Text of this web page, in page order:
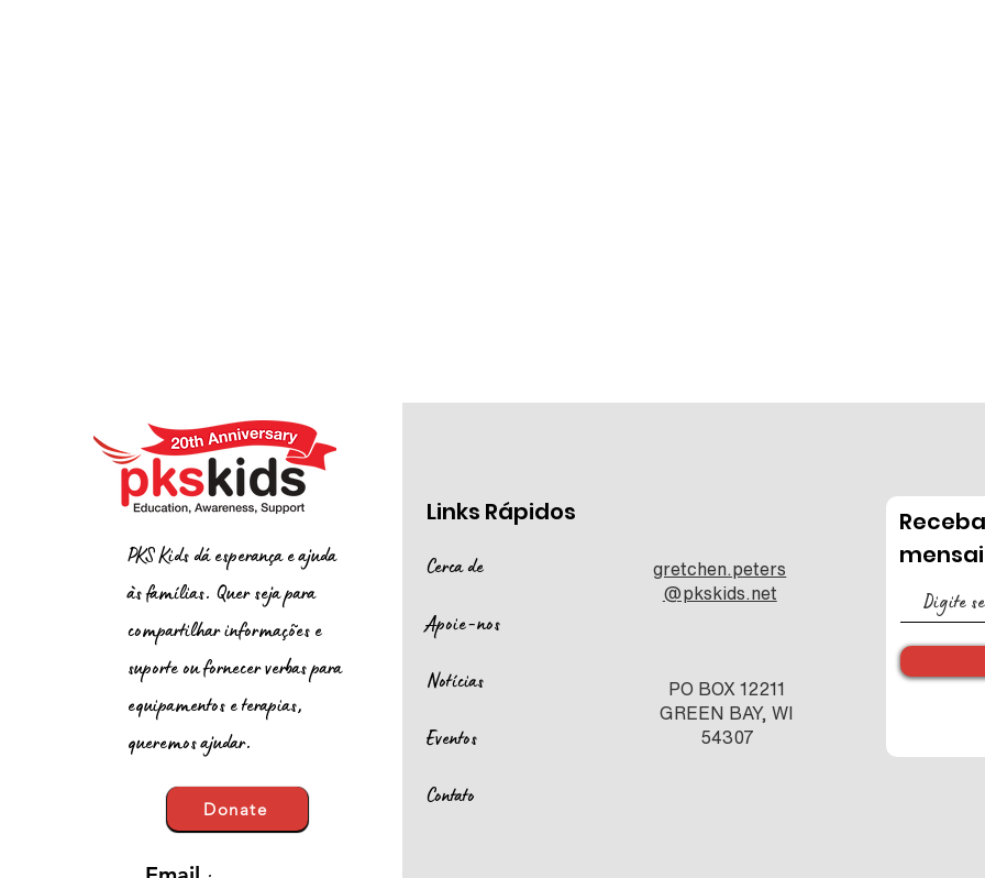
PKS Kids dá esperança e ajuda
às famílias. Quer seja para
compartilhar informações e
suporte ou fornecer verbas para
equipamentos e terapias,
queremos ajudar.
Donate
Links Rápidos
Cerca de
Apoie-nos
Notícias
Eventos
Contato
gretchen.peters
@pkskids.net
PO BOX 12211
GREEN BAY, WI
54307